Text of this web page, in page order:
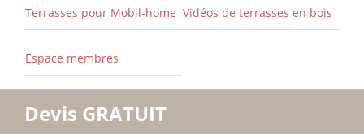
Terrasses pour Mobil-home Vidéos de terrasses en bois
Espace membres
Devis GRATUIT